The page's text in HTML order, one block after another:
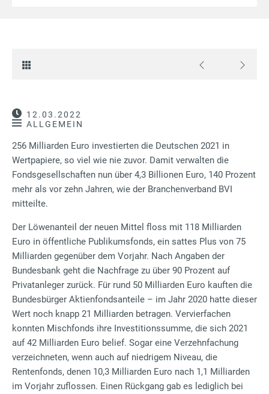
12.03.2022
ALLGEMEIN
256 Milliarden Euro investierten die Deutschen 2021 in
Wertpapiere, so viel wie nie zuvor. Damit verwalten die
Fondsgesellschaften nun über 4,3 Billionen Euro, 140 Prozent
mehr als vor zehn Jahren, wie der Branchenverband BVI
mitteilte.
Der Löwenanteil der neuen Mittel floss mit 118 Milliarden
Euro in öffentliche Publikumsfonds, ein sattes Plus von 75
Milliarden gegenüber dem Vorjahr. Nach Angaben der
Bundesbank geht die Nachfrage zu über 90 Prozent auf
Privatanleger zurück. Für rund 50 Milliarden Euro kauften die
Bundesbürger Aktienfondsanteile – im Jahr 2020 hatte dieser
Wert noch knapp 21 Milliarden betragen. Vervierfachen
konnten Mischfonds ihre Investitionssumme, die sich 2021
auf 42 Milliarden Euro belief. Sogar eine Verzehnfachung
verzeichneten, wenn auch auf niedrigem Niveau, die
Rentenfonds, denen 10,3 Milliarden Euro nach 1,1 Milliarden
im Vorjahr zuflossen. Einen Rückgang gab es lediglich bei